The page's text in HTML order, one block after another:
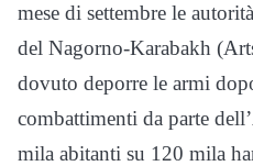
mese di settembre le
del Nagorno-Karabakh
dovuto deporre le armi
combattimenti da parte
mila abitanti su 120 mila